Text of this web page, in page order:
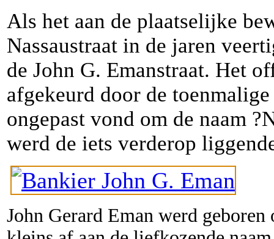
Als het aan de plaatselijke
Nassaustraat in de jaren
de John G. Emanstraat. Het
afgekeurd door de
ongepast vond om de naam
werd de iets verderop
John Gerard Eman werd